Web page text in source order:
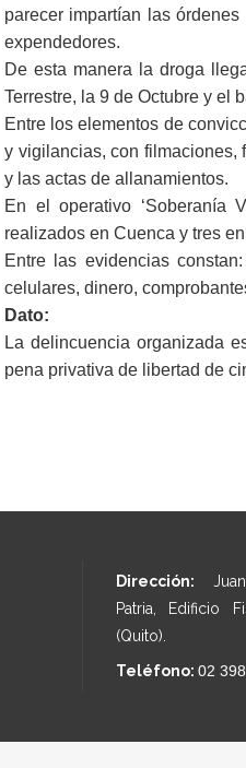
parecer impartían las
expendedores.
De esta manera la droga
Terrestre, la 9 de Octubre y el
Entre los elementos de
y vigilancias, con filmaciones,
y las actas de allanamientos.
En el operativo ‘Soberanía
realizados en Cuenca y tres
Entre las evidencias
celulares, dinero,
Dato:
La delincuencia organizada
pena privativa de libertad de
Dirección:
Patria, Edificio
(Quito).
Teléfono: 02